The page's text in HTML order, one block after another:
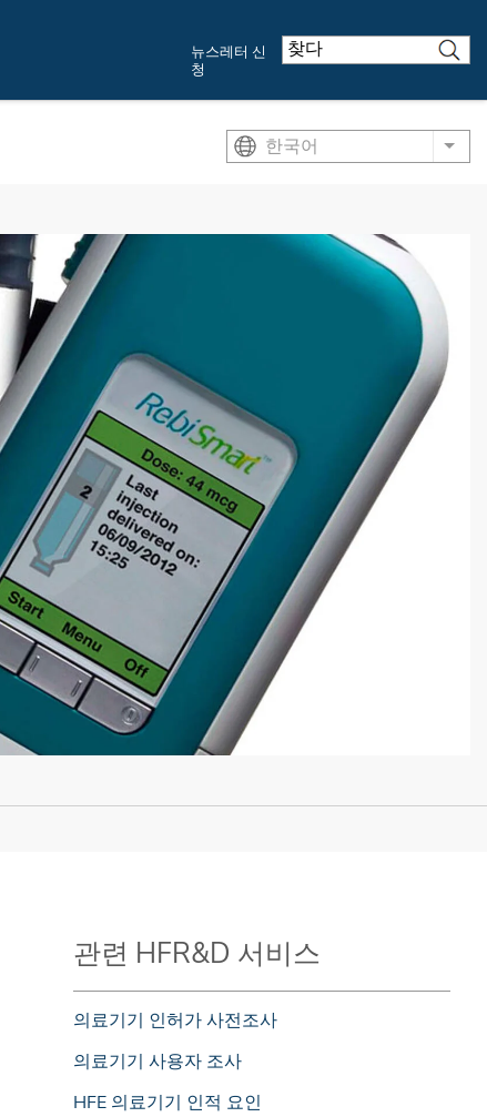
뉴스레터 신
청
한국어 List
관련 HFR&D 서비스
의료기기 인허가 사전조사
의료기기 사용자 조사
HFE 의료기기 인적 요인